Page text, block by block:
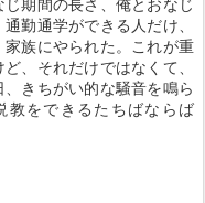
勤通学ができる人だけ、
族にやられた。これが重
、それだけではなくて、
きちがい的な騒音を鳴ら
教をできるたちばならば